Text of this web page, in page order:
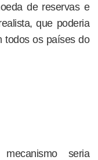
de reservas e
que poderia
todos os países do
seria